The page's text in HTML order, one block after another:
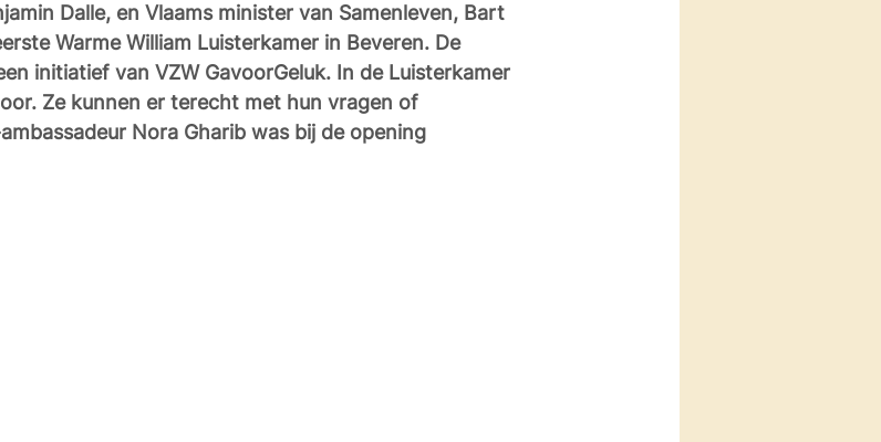
Dalle, en Vlaams minister van Samenleven, Bart
Warme William Luisterkamer in Beveren. De
initiatief van VZW GavoorGeluk. In de Luisterkamer
Ze kunnen er terecht met hun vragen of
Nora Gharib was bij de opening